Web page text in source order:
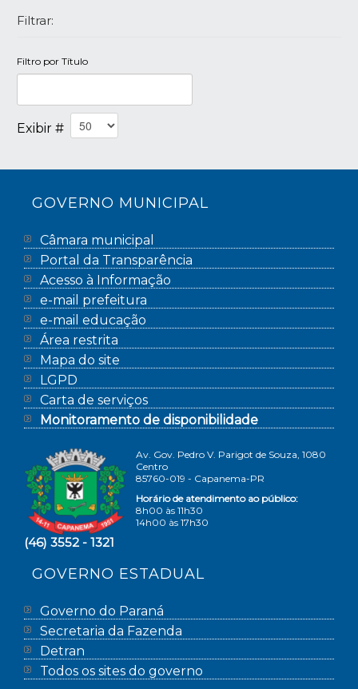
Filtrar:
Filtro por Título
Exibir #
GOVERNO MUNICIPAL
Câmara municipal
Portal da Transparência
Acesso à Informação
e-mail prefeitura
e-mail educação
Área restrita
Mapa do site
LGPD
Carta de serviços
Monitoramento de disponibilidade
Av. Gov. Pedro V. Parigot de Souza, 1080
Centro
85760-019 - Capanema-PR
Horário de atendimento ao público:
8h00 às 11h30
14h00 às 17h30
(46) 3552 - 1321
GOVERNO ESTADUAL
Governo do Paraná
Secretaria da Fazenda
Detran
Todos os sites do governo